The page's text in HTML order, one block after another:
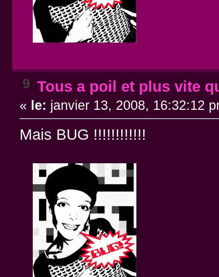
9 Tous a poil et plus vite
« le: janvier 13, 2008, 16:32:12
Mais BUG !!!!!!!!!!!!